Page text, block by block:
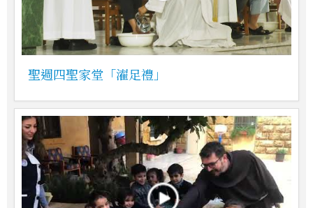
聖週四聖家堂「濯足禮」